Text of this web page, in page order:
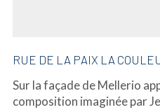
RUE DE LA PAIX LA
Sur la façade de Mellerio
composition imaginée par